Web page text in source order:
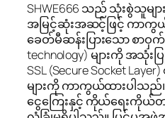
SHWE666 သည် သုံးစွဲသူမ
အမြင့်ဆုံးအဆင့်ဖြင့် ကာကွ
ခေတ်မီဆန်းပြားသော စာဝှက်
technology) များကို အသုံး
SSL (Secure Socket
များကို ကာကွယ်ထားပါသ
ငွေကြေးနှင့် ကိုယ်ရေးကိုယ်